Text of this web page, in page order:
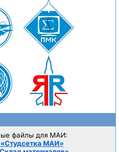
файлы для МАИ:
МАИ»